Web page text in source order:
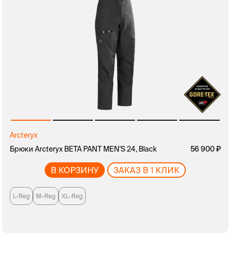
Arcteryx
Брюки Arcteryx BETA PANT MEN'S 24, Black
56 900
В КОРЗИНУ ЗАКАЗ В 1 КЛИК
L-Reg M-Reg XL-Reg